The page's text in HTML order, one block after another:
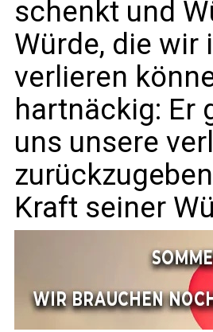
schenkt und
Würde, die wir
verlieren
hartnäckig: Er
uns unsere
Kraft seiner